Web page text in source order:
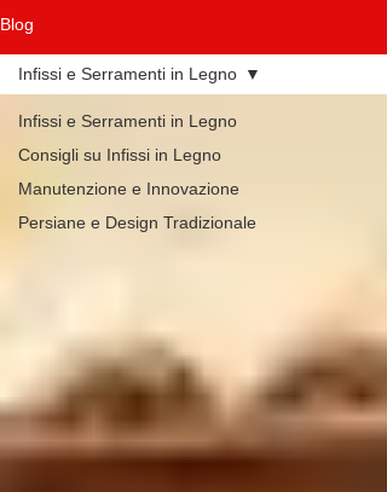
Blog
Infissi e Serramenti in Legno
Consigli su Infissi in Legno
Manutenzione e Innovazione
Persiane e Design Tradizionale
Infissi e Serramenti in Legno